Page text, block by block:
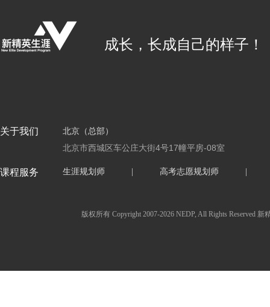
成长，长成自己的样子！
关于我们
北京（总部）
北京市西城区车公庄大街4号17幢平房-08室
课程服务 生涯规划师 高考志愿规划师
版权所有 Copyright 2007-2026 NEDP, All Rights